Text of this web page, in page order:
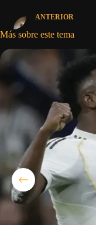
ANTERIOR
Más sobre este tema